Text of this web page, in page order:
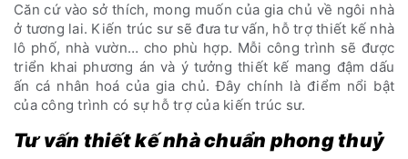
Căn cứ vào sở thích, mong muốn của gia chủ về ngôi nhà
ở tương lai. Kiến trúc sư sẽ đưa tư vấn, hỗ trợ thiết kế nhà
lô phố, nhà vườn… cho phù hợp. Mỗi công trình sẽ được
triển khai phương án và ý tưởng thiết kế mang đậm dấu
ấn cá nhân hoá của gia chủ. Đây chính là điểm nổi bật
của công trình có sự hỗ trợ của kiến trúc sư.
Tư vấn thiết kế nhà chuẩn phong thuỷ